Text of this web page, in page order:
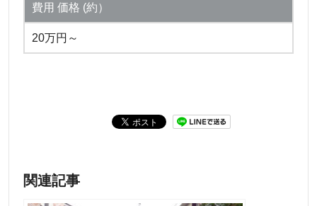
費用 価格 (約）
20万円～
関連記事